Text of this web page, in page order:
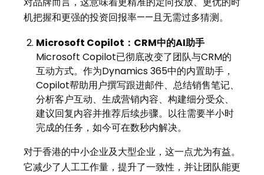
机把握和更强的投资回报率——且无需过多猜测。
Microsoft Copilot ： CRM中的AI助手
Microsoft Copilot已彻底改变了团队与CRM的
互动方式。作为Dynamics 365中的内置助手，
Copilot帮助用户撰写跟进邮件、总结销售笔记、
分析客户互动、生成营销内容、构建细分受众、
建议回复内容并推荐后续步骤。以往需要半小时
完成的任务，如今可在数秒内解决。
对于香港的中小企业及大型企业，这一点尤为有益。
它减少了人工工作量，提升了一致性，并让团队能更